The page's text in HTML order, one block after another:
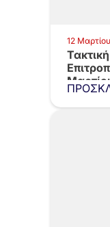
12